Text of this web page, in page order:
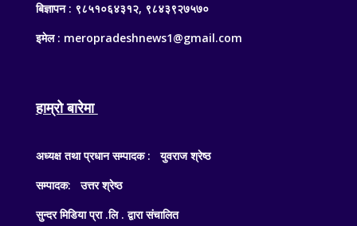
बिज्ञापन : ९८५१०६४३१२, ९८४३९२७५७०
इमेल : meropradeshnews1@gmail.com
हाम्रो बारेमा
अध्यक्ष तथा प्रधान सम्पादक : युवराज श्रेष्ठ
सम्पादक: उत्तर श्रेष्ठ
सुन्दर मिडिया प्रा .लि . द्वारा संचालित